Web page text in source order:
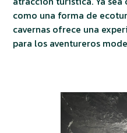
como una forma de
cavernas ofrece una
para los aventureros